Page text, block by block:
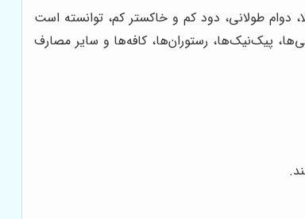
بالا، دوام طولانی، دود کم و خاکستر کم، توانسته است
پیک‌نیک‌ها، رستوران‌ها، کافه‌ها و سایر مصارف